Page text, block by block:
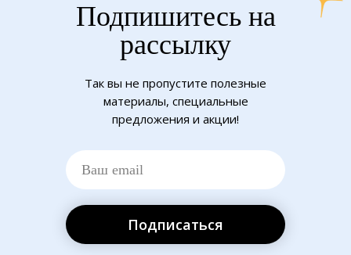
Подпишитесь на
рассылку
Так вы не пропустите полезные
материалы, специальные
предложения и акции!
Подписаться